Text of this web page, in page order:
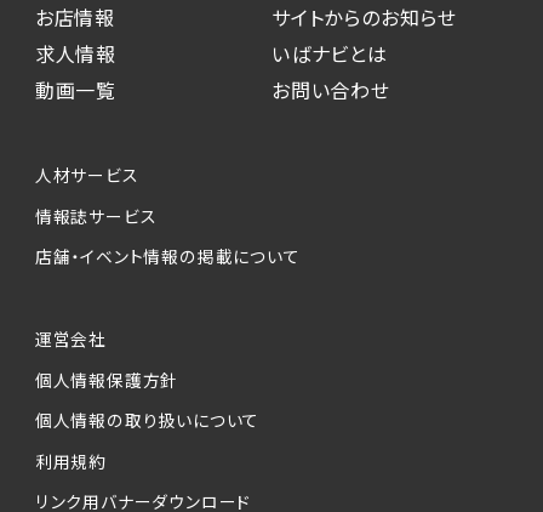
お店情報
求人情報
動画一覧
サイトからのお知らせ
いばナビとは
お問い合わせ
人材サービス
情報誌サービス
店舗・イベント情報の掲載について
運営会社
個人情報保護方針
個人情報の取り扱いについて
利用規約
リンク用バナーダウンロード